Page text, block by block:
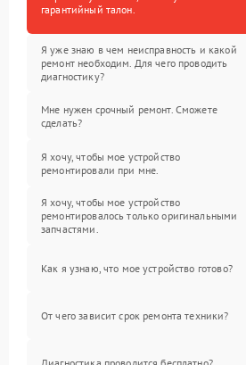
гарантийный талон.
Я уже знаю в чем неисправность и какой
ремонт необходим. Для чего проводить
диагностику?
Мне нужен срочный ремонт. Сможете
сделать?
Я хочу, чтобы мое устройство
ремонтировали при мне.
Я хочу, чтобы мое устройство
ремонтировалось только оригинальными
запчастями.
Как я узнаю, что мое устройство готово?
От чего зависит срок ремонта техники?